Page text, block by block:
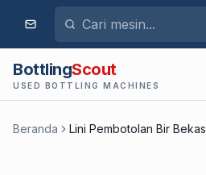
BottlingScout
USED BOTTLING MACHINES
Beranda Lini Pembotolan Bir Bekas